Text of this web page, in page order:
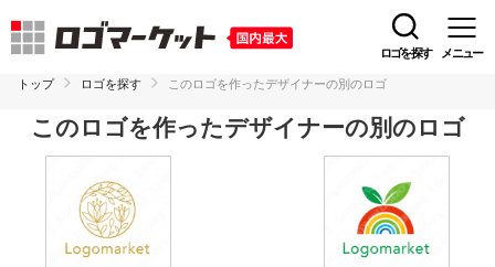
ロゴを探す メニュー
トップ ロゴを探す このロゴを作ったデザイナーの別のロゴ
このロゴを作ったデザイナーの別のロゴ